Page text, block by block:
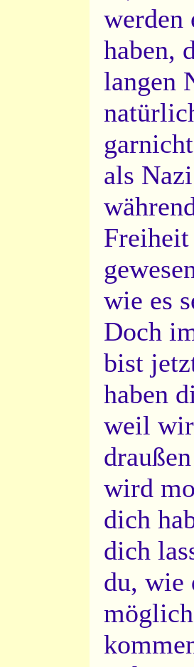
werden
haben,
langen
als
Freiheit
wie es
Doch
bist
haben
weil wir
wird
dich
dich
du, wie